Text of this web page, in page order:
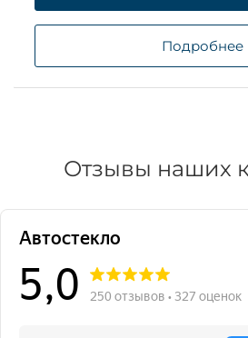
Подробнее
Отзывы наших